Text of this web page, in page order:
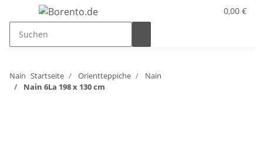
0,00 €
Nain Startseite Orientteppiche
Nain
Nain 6La 198 x 130 cm